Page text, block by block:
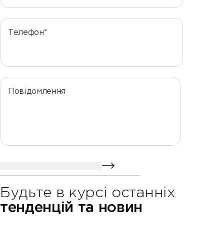
Телефон*
Повідомлення
Будьте в курсі останніх
тенденцій та новин